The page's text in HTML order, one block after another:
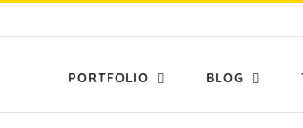
PORTFOLIO BLOG